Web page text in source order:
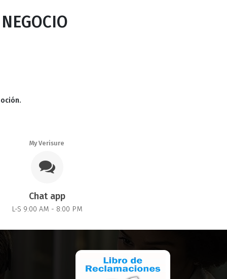
My Verisure
Chat app
L-S 9:00 AM - 8:00 PM